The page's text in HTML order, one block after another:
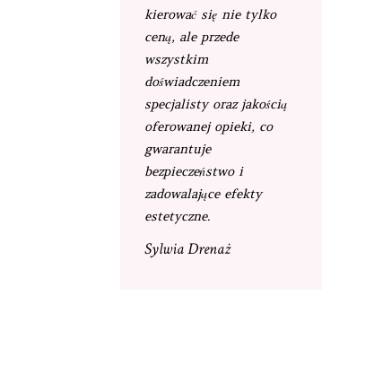
kierować się nie tylko
ceną, ale przede
wszystkim
doświadczeniem
specjalisty oraz jakością
oferowanej opieki, co
gwarantuje
bezpieczeństwo i
zadowalające efekty
estetyczne.
Sylwia Drenaż